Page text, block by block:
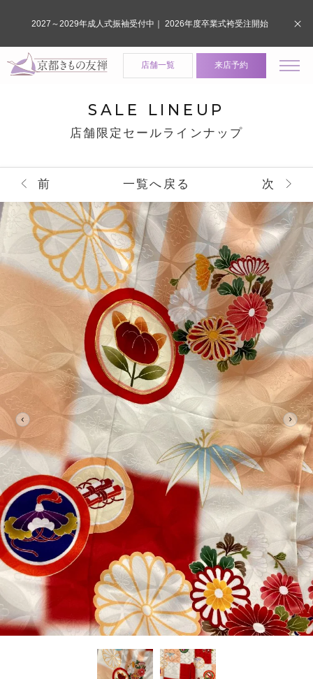
店舗一覧 来店予約
SALE LINEUP
店舗限定セールラインナップ
前 一覧へ戻る 次
2027～2029年成人式振袖受付中｜ 2026年度卒業式袴受注開始